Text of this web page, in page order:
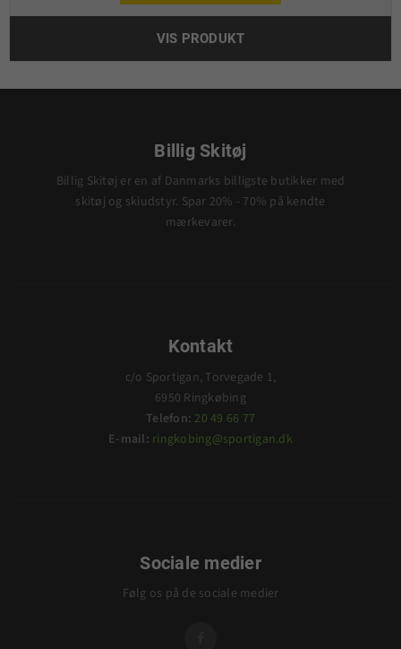
VIS PRODUKT
Billig Skitøj
Billig Skitøj er en af Danmarks billigste butikker med
skitøj og skiudstyr. Spar 20% - 70% på kendte
mærkevarer.
Kontakt
c/o Sportigan, Torvegade 1,
6950 Ringkøbing
Telefon: 20 49 66 77
E-mail: ringkobing@sportigan.dk
Sociale medier
Følg os på de sociale medier